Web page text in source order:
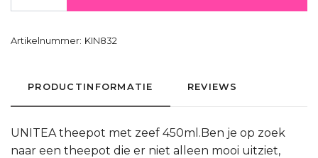
Artikelnummer: KIN832
PRODUCTINFORMATIE REVIEWS
UNITEA theepot met zeef 450ml.Ben je op zoek
naar een theepot die er niet alleen mooi uitziet,